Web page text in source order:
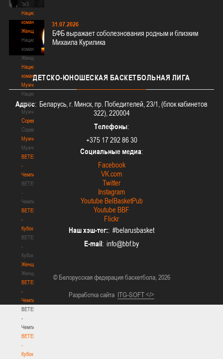
3х3
Национальная
команда.
Женщины
Национальная
команда.
Женщины
Национальная
команда.
Мужчины
Национальная
команда.
Мужчины
Соревнования
Соревнования
Мужчины
Мужчины
BETERA
-
Чемпионат
BETERA
-
Чемпионат
BETERA
-
Кубок
BETERA
-
Кубок
Женщины
Женщины
BETERA
-
Чемпионат
BETERA
-
Чемпионат
BETERA
-
Кубок
31.07.2026
БФБ выражает соболезнования родным и близким
Михаила Курилика
ДЕТСКО-ЮНОШЕСКАЯ БАСКЕТБОЛЬНАЯ ЛИГА
Адрес: Беларусь, г. Минск, пр. Победителей, 23/1, (блок кабинетов
322), 220004
Телефоны:
+375 17 292 86 30
Социальные медиа:
Facebook
VK.com
Twitter
Instagram
Youtube BelBasketPub
Youtube BBF
Flickr
Наш хэш-тег:: #belarusbasket
E-mail:
© Белорусская федерация баскетбола, 2026
Разработка сайта ITG-SOFT </>